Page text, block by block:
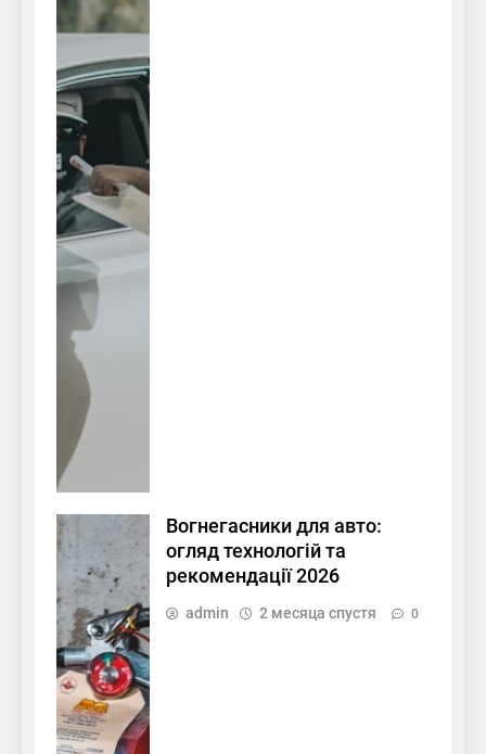
Вогнегасники для авто:
огляд технологій та
рекомендації 2026
admin 2 месяца спустя 0